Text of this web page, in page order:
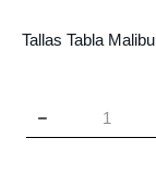
Tallas Tabla Malibu